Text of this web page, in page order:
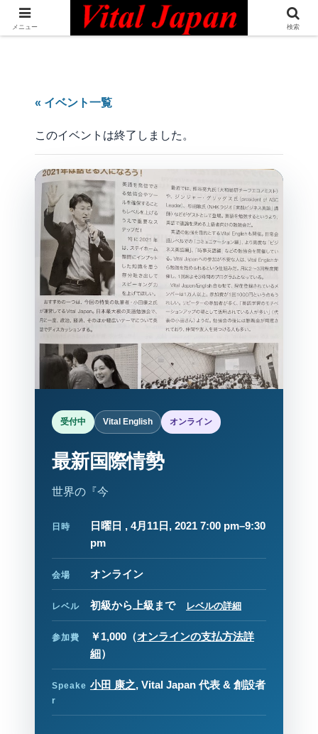
日本最大級の英語コミュニティ・Bilingual Professionals Network
« イベント一覧
このイベントは終了しました。
受付中 Vital English オンライン
最新国際情勢
世界の『今
日時
日曜日 , 4月11日, 2021 7:00 pm–9:30
pm
会場 オンライン
レベル 初級から上級まで レベルの詳細
参加費 ￥1,000 （オンラインの支払方法詳
細）
Speake
r
小田 康之, Vital Japan 代表 & 創設者
メニュー 検索